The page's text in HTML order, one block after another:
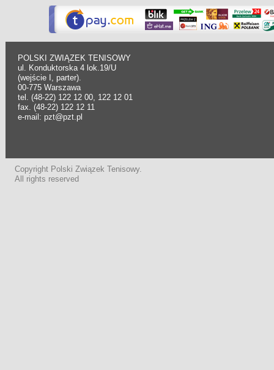
POLSKI ZWIĄZEK TENISOWY
ul. Konduktorska 4 lok.19/U
(wejście I, parter).
00-775 Warszawa
tel. (48-22) 122 12 00, 122 12 01
fax. (48-22) 122 12 11
e-mail: pzt@pzt.pl
Copyright Polski Związek Tenisowy.
All rights reserved